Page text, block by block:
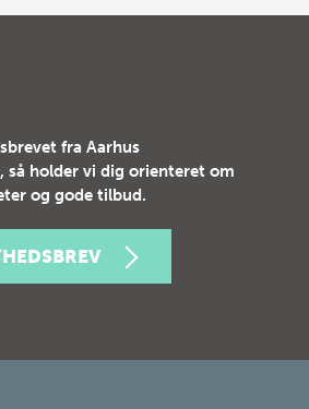
fra Aarhus
så holder vi dig orienteret om
og gode tilbud.